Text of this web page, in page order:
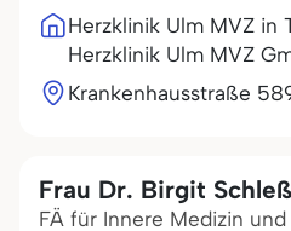
Herzklinik Ulm MVZ in
Herzklinik Ulm MVZ
Krankenhausstraße 5
Frau Dr. Birgit Schleß
FÄ für Innere Medizin